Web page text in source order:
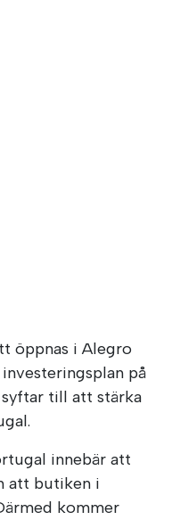
öppnas i Alegro
på
till att stärka
innebär att
att butiken i
kommer